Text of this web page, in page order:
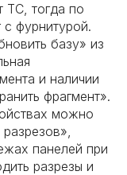
ТС, тогда по
с фурнитурой.
базу» из
и наличии
фрагмент».
можно
панелей при
разрезы и